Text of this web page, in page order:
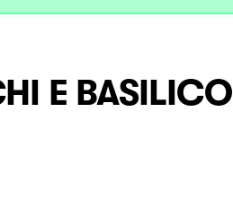
E BASILICO